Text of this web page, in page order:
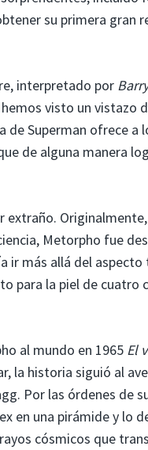
su primera gran
interpretado por Barry
visto un vistazo
de Superman ofrece a
de alguna manera
Metorpho fue
ir más allá del
para la piel de
al mundo en 1965 El
la historia siguió al
Por las órdenes de
en una pirámide y lo
cósmicos que